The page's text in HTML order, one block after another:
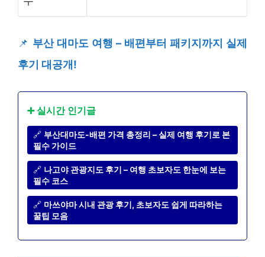
📌 부산 대마도 여행 – 배편부터 패키지까지 실제
후기 대공개!
➕ 실시간 인기글
🔗 부산대마도-배편 가격 총정리 – 실제 여행 후기로 본
필수 가이드
🔗 나고야 관광지도 후기 – 여행 초보자도 한눈에 보는
필수 코스
🔗 마쓰야마 시내 관광 후기, 초보자도 쉽게 따라하는
꿀팁 모음